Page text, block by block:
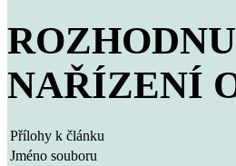
NAŘÍZENÍ
Přílohy k článku
Jméno souboru